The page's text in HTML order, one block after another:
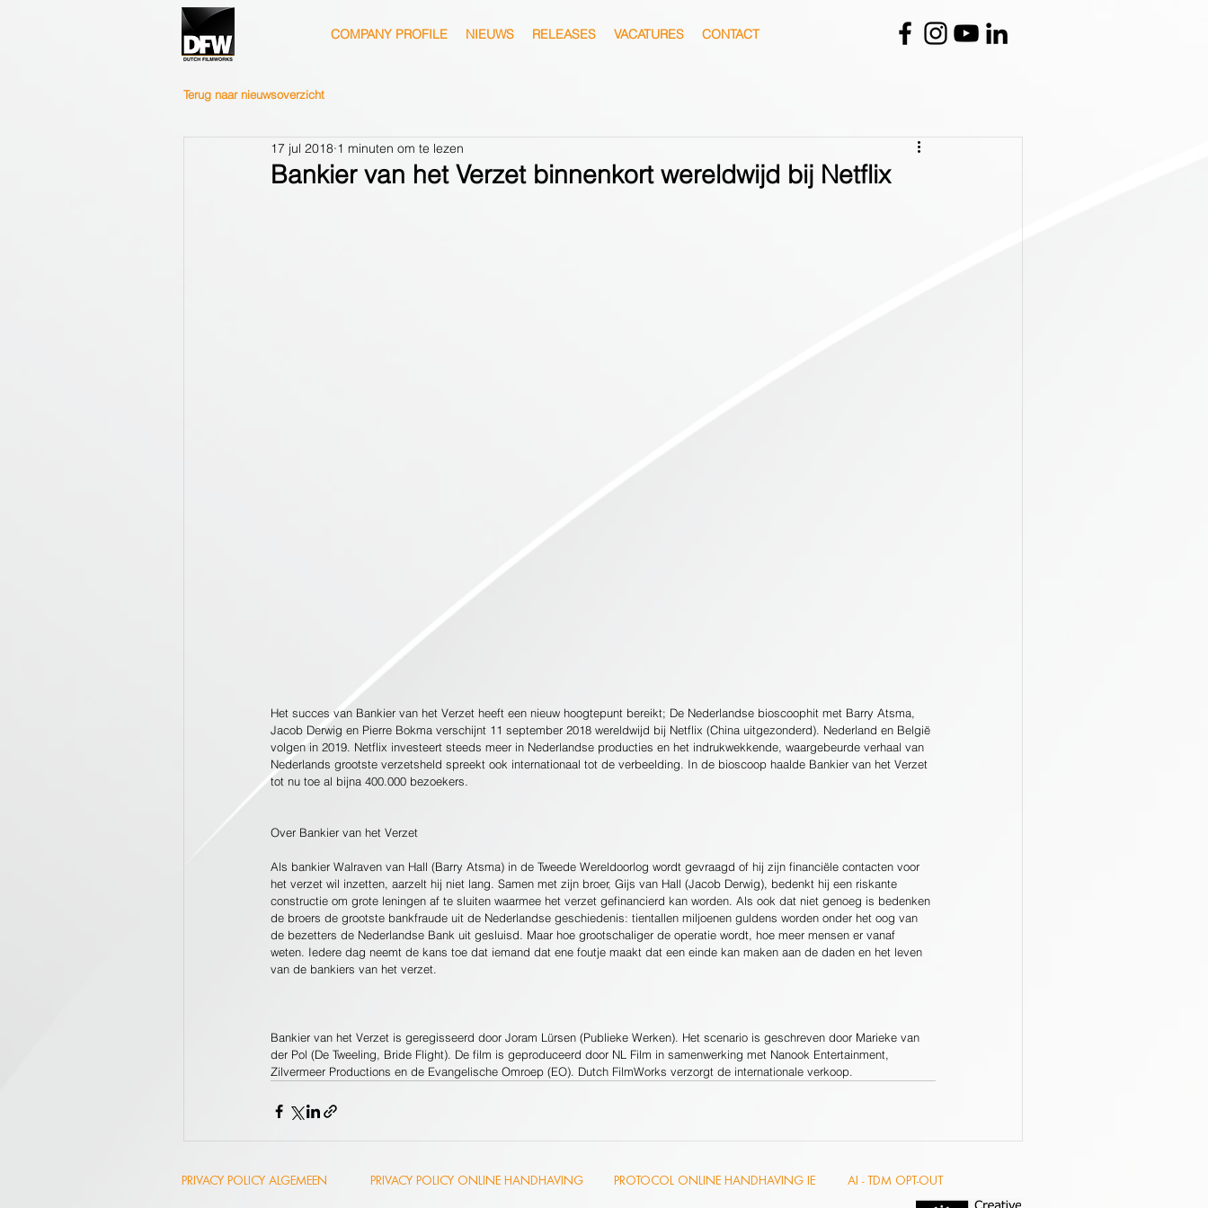
COMPANY PROFILE NIEUWS RELEASES VACATURES CONTACT
Terug naar nieuwsoverzicht
Bankier van het Verzet binnenkort wereldwijd bij Netflix
17 jul 2018 1 minuten om te lezen
Het succes van Bankier van het Verzet heeft een nieuw hoogtepunt bereikt; De Nederlandse bioscoophit met Barry Atsma,
Jacob Derwig en Pierre Bokma verschijnt 11 september 2018 wereldwijd bij Netflix (China uitgezonderd). Nederland en België
volgen in 2019. Netflix investeert steeds meer in Nederlandse producties en het indrukwekkende, waargebeurde verhaal van
Nederlands grootste verzetsheld spreekt ook internationaal tot de verbeelding. In de bioscoop haalde Bankier van het Verzet
tot nu toe al bijna 400.000 bezoekers.
Over Bankier van het Verzet
Als bankier Walraven van Hall (Barry Atsma) in de Tweede Wereldoorlog wordt gevraagd of hij zijn financiële contacten voor
het verzet wil inzetten, aarzelt hij niet lang. Samen met zijn broer, Gijs van Hall (Jacob Derwig), bedenkt hij een riskante
constructie om grote leningen af te sluiten waarmee het verzet gefinancierd kan worden. Als ook dat niet genoeg is bedenken
de broers de grootste bankfraude uit de Nederlandse geschiedenis: tientallen miljoenen guldens worden onder het oog van
de bezetters de Nederlandse Bank uit gesluisd. Maar hoe grootschaliger de operatie wordt, hoe meer mensen er vanaf
weten. Iedere dag neemt de kans toe dat iemand dat ene foutje maakt dat een einde kan maken aan de daden en het leven
van de bankiers van het verzet.
Bankier van het Verzet is geregisseerd door Joram Lürsen (Publieke Werken). Het scenario is geschreven door Marieke van
der Pol (De Tweeling, Bride Flight). De film is geproduceerd door NL Film in samenwerking met Nanook Entertainment,
Zilvermeer Productions en de Evangelische Omroep (EO). Dutch FilmWorks verzorgt de internationale verkoop.
PRIVACY POLICY ALGEMEEN PRIVACY POLICY ONLINE HANDHAVING PROTOCOL ONLINE HANDHAVING IE AI - TDM OPT-OUT